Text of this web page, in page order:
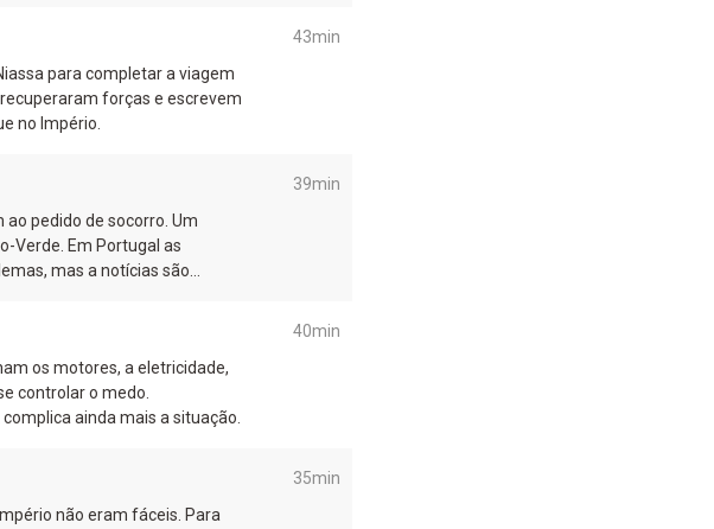
para completar a viagem
forças e escrevem
no Império.
43min
pedido de socorro. Um
Verde. Em Portugal as
mas a notícias são
39min
os motores, a eletricidade,
controlar o medo.
ainda mais a situação.
40min
não eram fáceis. Para
35min